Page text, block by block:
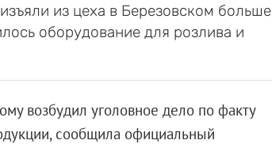
из цеха в Березовском больше
оборудование для розлива и
возбудил уголовное дело по факту
сообщила официальный